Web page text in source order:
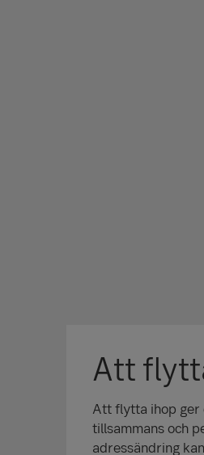
Att
Att flytta ihop ger
tillsammans och
adress­­ändring